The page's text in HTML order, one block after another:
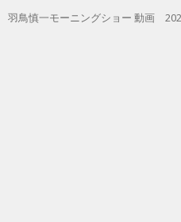
羽鳥慎一モーニングショー 動画